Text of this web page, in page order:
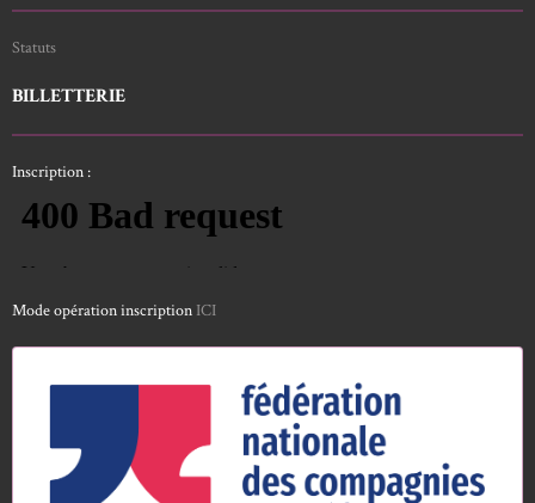
Statuts
BILLETTERIE
Inscription :
Mode opération inscription ICI